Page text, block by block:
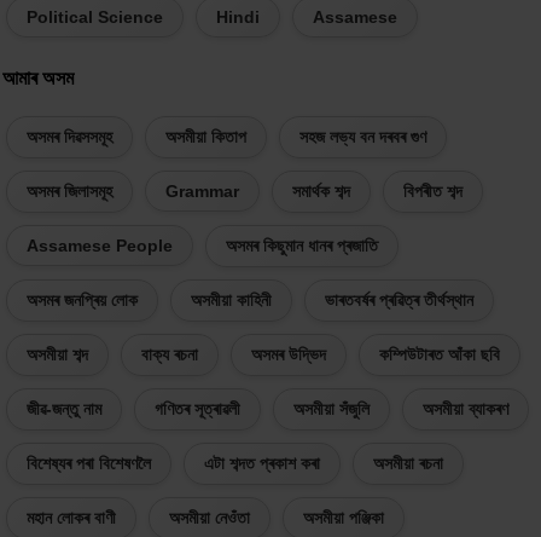
Political Science Hindi Assamese
আমাৰ অসম
অসমৰ দিৱসসমূহ অসমীয়া কিতাপ সহজ লভ্য বন দৰবৰ গুণ
অসমৰ জিলাসমূহ Grammar সমাৰ্থক শব্দ বিপৰীত শব্দ
Assamese People অসমৰ কিছুমান ধানৰ প্ৰজাতি
অসমৰ জনপ্ৰিয় লোক অসমীয়া কাহিনী ভাৰতবৰ্ষৰ প্ৰৱিত্ৰ তীৰ্থস্থান
অসমীয়া শব্দ বাক্য ৰচনা অসমৰ উদ্ভিদ কম্পিউটাৰত আঁকা ছবি
জীৱ-জন্তু নাম গণিতৰ সূত্ৰাৱলী অসমীয়া সঁজুলি অসমীয়া ব্যাকৰণ
বিশেষ্যৰ পৰা বিশেষণলৈ এটা শব্দত প্ৰকাশ কৰা অসমীয়া ৰচনা
মহান লোকৰ বাণী অসমীয়া নেওঁতা অসমীয়া পঞ্জিকা